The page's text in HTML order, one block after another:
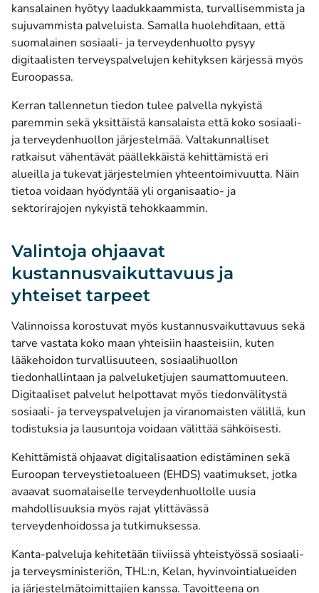
kansalainen hyötyy laadukkaammista, turvallisemmista ja
sujuvammista palveluista. Samalla huolehditaan, että
suomalainen sosiaali- ja terveydenhuolto pysyy
digitaalisten terveyspalvelujen kehityksen kärjessä myös
Euroopassa.
Kerran tallennetun tiedon tulee palvella nykyistä
paremmin sekä yksittäistä kansalaista että koko sosiaali-
ja terveydenhuollon järjestelmää. Valtakunnalliset
ratkaisut vähentävät päällekkäistä kehittämistä eri
alueilla ja tukevat järjestelmien yhteentoimivuutta. Näin
tietoa voidaan hyödyntää yli organisaatio- ja
sektorirajojen nykyistä tehokkaammin.
Valintoja ohjaavat
kustannusvaikuttavuus ja
yhteiset tarpeet
Valinnoissa korostuvat myös kustannusvaikuttavuus sekä
tarve vastata koko maan yhteisiin haasteisiin, kuten
lääkehoidon turvallisuuteen, sosiaalihuollon
tiedonhallintaan ja palveluketjujen saumattomuuteen.
Digitaaliset palvelut helpottavat myös tiedonvälitystä
sosiaali- ja terveyspalvelujen ja viranomaisten välillä, kun
todistuksia ja lausuntoja voidaan välittää sähköisesti.
Kehittämistä ohjaavat digitalisaation edistäminen sekä
Euroopan terveystietoalueen (EHDS) vaatimukset, jotka
avaavat suomalaiselle terveydenhuollolle uusia
mahdollisuuksia myös rajat ylittävässä
terveydenhoidossa ja tutkimuksessa.
Kanta-palveluja kehitetään tiiviissä yhteistyössä sosiaali-
ja terveysministeriön, THL:n, Kelan, hyvinvointialueiden
ja järjestelmätoimittajien kanssa. Tavoitteena on